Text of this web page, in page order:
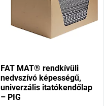
FAT MAT® rendkívüli
nedvszívó képességű,
univerzális itatókendőlap
– PIG